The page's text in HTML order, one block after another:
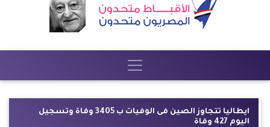
ايطاليا تتجاوز الصين فى الوفيات ب 3405 وفاة وتسجيل
اليوم 427 وفاة